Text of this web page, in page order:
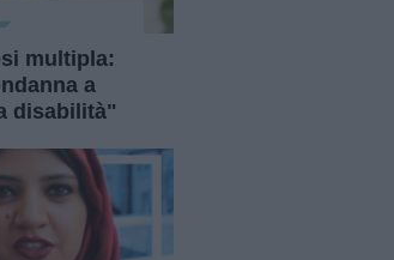
multipla:
a
disabilità"